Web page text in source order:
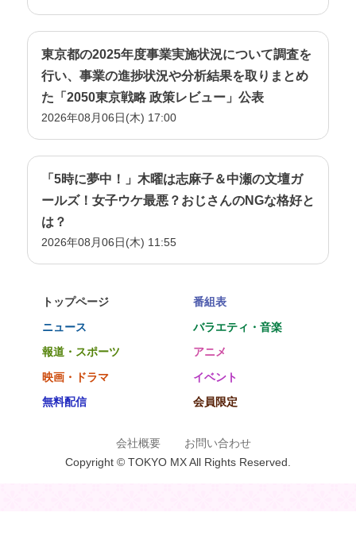
東京都の2025年度事業実施状況について調査を
行い、事業の進捗状況や分析結果を取りまとめ
た「2050東京戦略 政策レビュー」公表
2026年08月06日(木) 17:00
「5時に夢中！」木曜は志麻子＆中瀬の文壇ガ
ールズ！女子ウケ最悪？おじさんのNGな格好と
は？
2026年08月06日(木) 11:55
トップページ
番組表
ニュース
バラエティ・音楽
報道・スポーツ
アニメ
映画・ドラマ
イベント
無料配信
会員限定
会社概要
お問い合わせ
Copyright © TOKYO MX All Rights Reserved.